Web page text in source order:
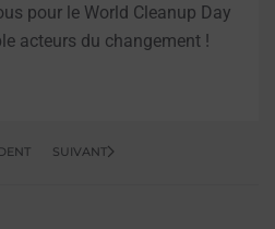
pour le World Cleanup Day
acteurs du changement !
SUIVANT